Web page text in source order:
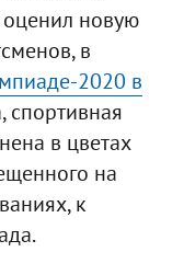
новую
в
2020 в
в цветах
на
к